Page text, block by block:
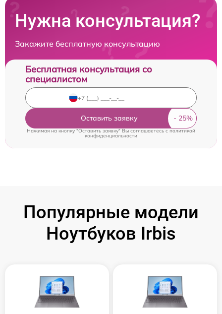
Нужна консультация?
Закажите бесплатную консультацию
Бесплатная консультация со
специалистом
Оставить заявку
Нажимая на кнопку "Оставить заявку" Вы соглашаетесь c политикой
конфиденциальности
Популярные модели
Ноутбуков Irbis